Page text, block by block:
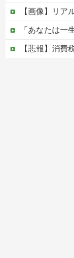
【画像】リアルみい
「あなたは一生働くけ
【悲報】消費税減